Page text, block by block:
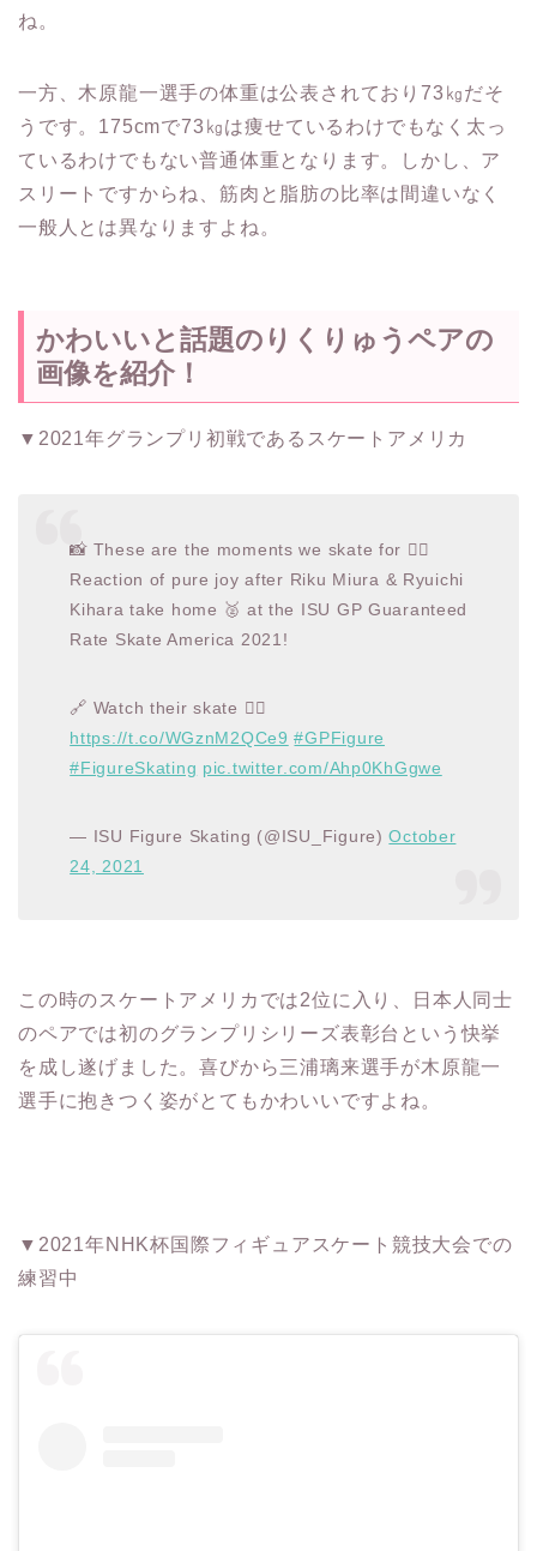
ね。
一方、木原龍一選手の体重は公表されており73㎏だそ
うです。175cmで73㎏は痩せているわけでもなく太っ
ているわけでもない普通体重となります。しかし、ア
スリートですからね、筋肉と脂肪の比率は間違いなく
一般人とは異なりますよね。
かわいいと話題のりくりゅうペアの
画像を紹介！
▼2021年グランプリ初戦であるスケートアメリカ
📸 These are the moments we skate for 👉🏻
Reaction of pure joy after Riku Miura & Ryuichi
Kihara take home 🥈 at the ISU GP Guaranteed
Rate Skate America 2021!
🔗 Watch their skate 👉🏻
https://t.co/WGznM2QCe9 #GPFigure
#FigureSkating pic.twitter.com/Ahp0KhGgwe
— ISU Figure Skating (@ISU_Figure)October
24, 2021
この時のスケートアメリカでは2位に入り、日本人同士
のペアでは初のグランプリシリーズ表彰台という快挙
を成し遂げました。喜びから三浦璃来選手が木原龍一
選手に抱きつく姿がとてもかわいいですよね。
▼2021年NHK杯国際フィギュアスケート競技大会での
練習中